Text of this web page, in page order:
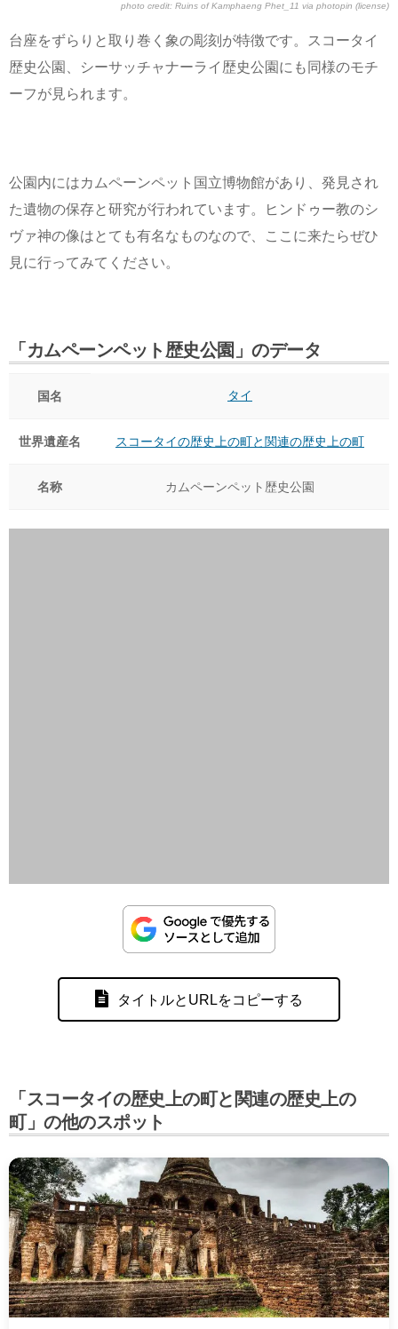
photo credit: Ruins of Kamphaeng Phet_11 via photopin (license)
台座をずらりと取り巻く象の彫刻が特徴です。スコータイ
歴史公園、シーサッチャナーライ歴史公園にも同様のモチ
ーフが見られます。
公園内にはカムペーンペット国立博物館があり、発見され
た遺物の保存と研究が行われています。ヒンドゥー教のシ
ヴァ神の像はとても有名なものなので、ここに来たらぜひ
見に行ってみてください。
「カムペーンペット歴史公園」のデータ
国名 タイ
世界遺産名 スコータイの歴史上の町と関連の歴史上の町
名称 カムペーンペット歴史公園
タイトルとURLをコピーする
「スコータイの歴史上の町と関連の歴史上の
町」の他のスポット